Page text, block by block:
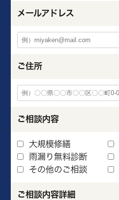
メールアドレス
ご住所
ご相談内容
大規模修繕
雨漏り無料診断
その他のご相談
ご相談内容詳細